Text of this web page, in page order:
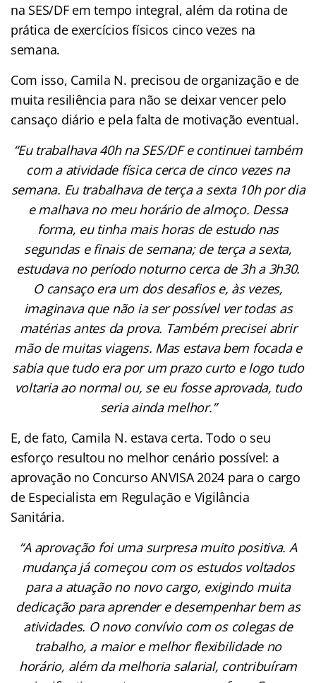
na SES/DF em tempo integral, além da rotina de
prática de exercícios físicos cinco vezes na
semana.
Com isso, Camila N. precisou de organização e de
muita resiliência para não se deixar vencer pelo
cansaço diário e pela falta de motivação eventual.
“Eu trabalhava 40h na SES/DF e continuei também
com a atividade física cerca de cinco vezes na
semana. Eu trabalhava de terça a sexta 10h por dia
e malhava no meu horário de almoço. Dessa
forma, eu tinha mais horas de estudo nas
segundas e finais de semana; de terça a sexta,
estudava no período noturno cerca de 3h a 3h30.
O cansaço era um dos desafios e, às vezes,
imaginava que não ia ser possível ver todas as
matérias antes da prova. Também precisei abrir
mão de muitas viagens. Mas estava bem focada e
sabia que tudo era por um prazo curto e logo tudo
voltaria ao normal ou, se eu fosse aprovada, tudo
seria ainda melhor.”
E, de fato, Camila N. estava certa. Todo o seu
esforço resultou no melhor cenário possível: a
aprovação no Concurso ANVISA 2024 para o cargo
de Especialista em Regulação e Vigilância
Sanitária.
“A aprovação foi uma surpresa muito positiva. A
mudança já começou com os estudos voltados
para a atuação no novo cargo, exigindo muita
dedicação para aprender e desempenhar bem as
atividades. O novo convívio com os colegas de
trabalho, a maior e melhor flexibilidade no
horário, além da melhoria salarial, contribuíram